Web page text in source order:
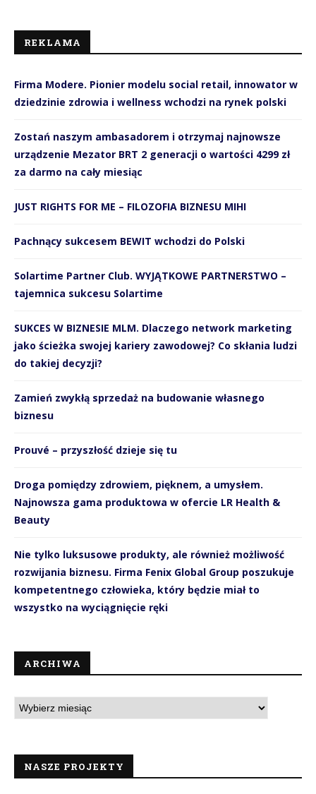
REKLAMA
Firma Modere. Pionier modelu social retail, innowator w
dziedzinie zdrowia i wellness wchodzi na rynek polski
Zostań naszym ambasadorem i otrzymaj najnowsze
urządzenie Mezator BRT 2 generacji o wartości 4299 zł
za darmo na cały miesiąc
JUST RIGHTS FOR ME – FILOZOFIA BIZNESU MIHI
Pachnący sukcesem BEWIT wchodzi do Polski
Solartime Partner Club. WYJĄTKOWE PARTNERSTWO –
tajemnica sukcesu Solartime
SUKCES W BIZNESIE MLM. Dlaczego network marketing
jako ścieżka swojej kariery zawodowej? Co skłania ludzi
do takiej decyzji?
Zamień zwykłą sprzedaż na budowanie własnego
biznesu
Prouvé – przyszłość dzieje się tu
Droga pomiędzy zdrowiem, pięknem, a umysłem.
Najnowsza gama produktowa w ofercie LR Health &
Beauty
Nie tylko luksusowe produkty, ale również możliwość
rozwijania biznesu. Firma Fenix Global Group poszukuje
kompetentnego człowieka, który będzie miał to
wszystko na wyciągnięcie ręki
ARCHIWA
NASZE PROJEKTY